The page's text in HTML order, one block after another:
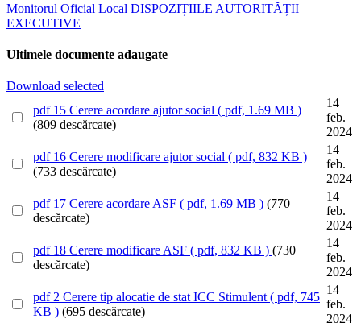
Monitorul Oficial Local DISPOZIȚIILE AUTORITĂȚII
EXECUTIVE
Ultimele documente adaugate
Download selected
pdf 15 Cerere acordare ajutor social ( pdf, 1.69 MB )
(809 descărcate)
14
feb.
2024
pdf 16 Cerere modificare ajutor social ( pdf, 832 KB )
(733 descărcate)
14
feb.
2024
pdf 17 Cerere acordare ASF ( pdf, 1.69 MB ) (770
descărcate)
14
feb.
2024
pdf 18 Cerere modificare ASF ( pdf, 832 KB ) (730
descărcate)
14
feb.
2024
pdf 2 Cerere tip alocatie de stat ICC Stimulent ( pdf, 745
KB ) (695 descărcate)
14
feb.
2024